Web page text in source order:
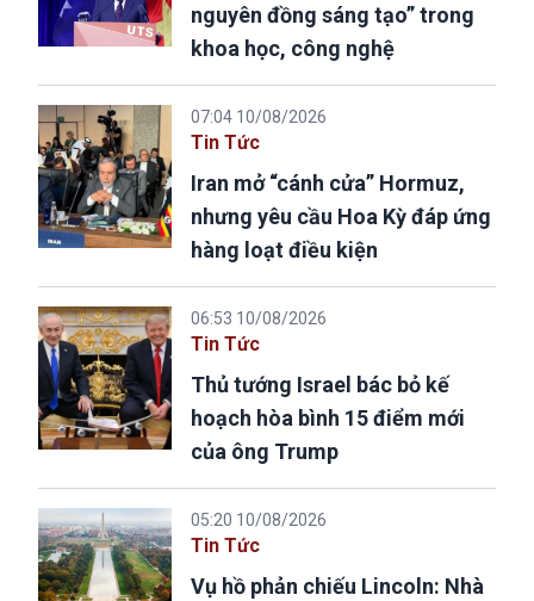
nguyên đồng sáng tạo” trong
khoa học, công nghệ
07:04 10/08/2026
Tin Tức
Iran mở “cánh cửa” Hormuz,
nhưng yêu cầu Hoa Kỳ đáp ứng
hàng loạt điều kiện
06:53 10/08/2026
Tin Tức
Thủ tướng Israel bác bỏ kế
hoạch hòa bình 15 điểm mới
của ông Trump
05:20 10/08/2026
Tin Tức
Vụ hồ phản chiếu Lincoln: Nhà